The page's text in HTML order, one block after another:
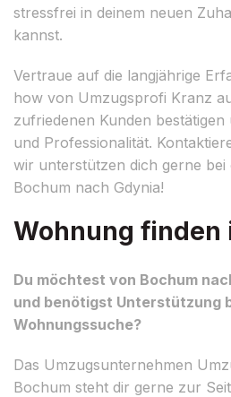
stressfrei in deinem neuen
kannst.
Vertraue auf die langjährige
how von Umzugsprofi Kranz
zufriedenen Kunden
und Professionalität.
wir unterstützen dich gerne bei
Bochum nach Gdynia!
Wohnung finden
Du möchtest von Bochum
und benötigst Unterstützung
Wohnungssuche?
Das Umzugsunternehmen
Bochum steht dir gerne zur